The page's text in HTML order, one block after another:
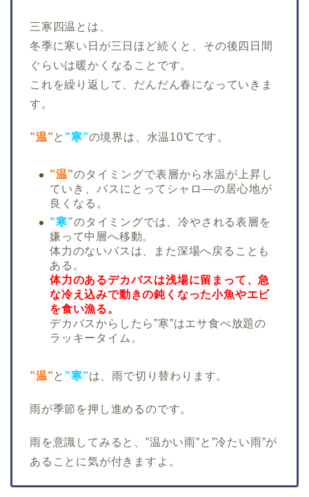
三寒四温とは、
冬季に寒い日が三日ほど続くと、その後四日間
ぐらいは暖かくなることです。
これを繰り返して、だんだん春になっていきま
す。
”温”と ”寒”の境界は、水温10℃です。
”温”のタイミングで表層から水温が上昇し
ていき、バスにとってシャロ―の居心地が
良くなる。
”寒”のタイミングでは、冷やされる表層を
嫌って中層へ移動。
体力のないバスは、また深場へ戻ることも
ある。
体力のあるデカバスは浅場に留まって、急
な冷え込みで動きの鈍くなった小魚やエビ
を食い漁る。
デカバスからしたら”寒”はエサ食べ放題の
ラッキータイム。
”温”と ”寒”は、雨で切り替わります。
雨が季節を押し進めるのです。
雨を意識してみると、”温かい雨”と”冷たい雨”が
あることに気が付きますよ。